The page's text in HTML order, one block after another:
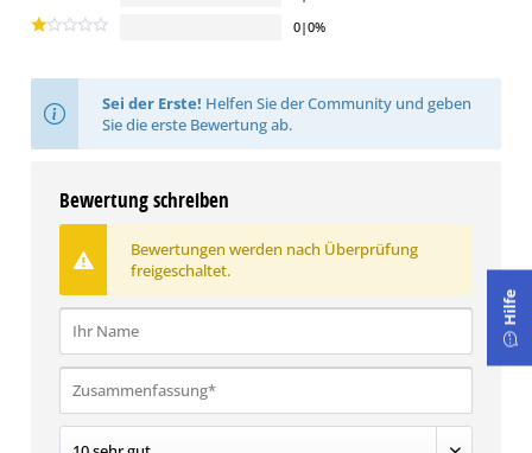
0|0%
Sei der Erste! Helfen Sie der Community und geben
Sie die erste Bewertung ab.
Bewertung schreiben
Bewertungen werden nach Überprüfung
freigeschaltet.
Hilfe